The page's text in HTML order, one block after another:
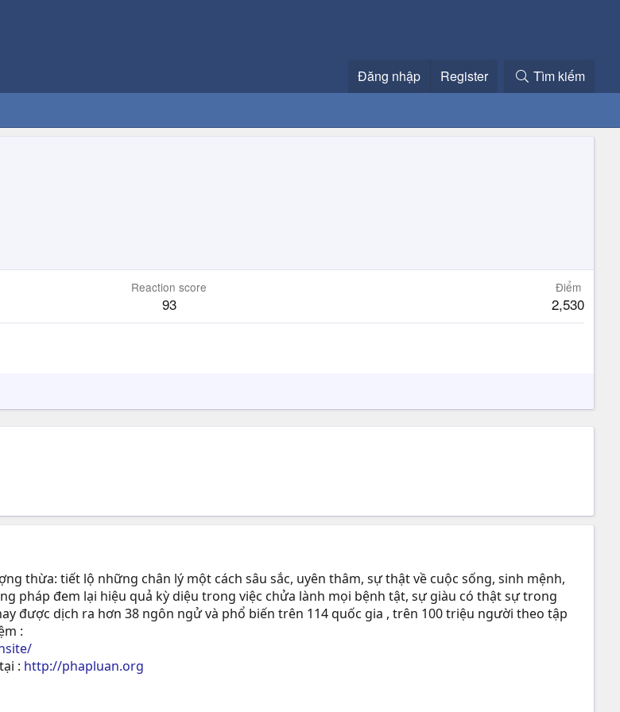
Đăng nhập Register Tìm kiếm
Reaction score
93
Điểm
2,530
thừa: tiết lộ những chân lý một cách sâu sắc, uyên thâm, sự thật về cuộc sống, sinh mệnh,
pháp đem lại hiệu quả kỳ diệu trong việc chửa lành mọi bệnh tật, sự giàu có thật sự trong
được dịch ra hơn 38 ngôn ngử và phổ biến trên 114 quốc gia , trên 100 triệu người theo tập
:
: http://phapluan.org